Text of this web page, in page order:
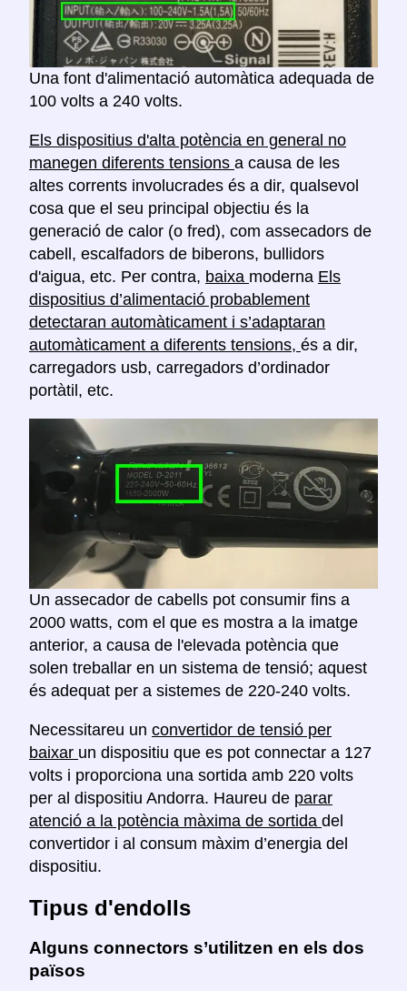
Una font d'alimentació automàtica adequada de
100 volts a 240 volts.
Els dispositius d'alta potència en general no
manegen diferents tensions a causa de les
altes corrents involucrades és a dir, qualsevol
cosa que el seu principal objectiu és la
generació de calor (o fred), com assecadors de
cabell, escalfadors de biberons, bullidors
d'aigua, etc. Per contra, baixa moderna Els
dispositius d’alimentació probablement
detectaran automàticament i s’adaptaran
automàticament a diferents tensions, és a dir,
carregadors usb, carregadors d’ordinador
portàtil, etc.
Un assecador de cabells pot consumir fins a
2000 watts, com el que es mostra a la imatge
anterior, a causa de l'elevada potència que
solen treballar en un sistema de tensió; aquest
és adequat per a sistemes de 220-240 volts.
Necessitareu un convertidor de tensió per
baixar un dispositiu que es pot connectar a 127
volts i proporciona una sortida amb 220 volts
per al dispositiu Andorra. Haureu de parar
atenció a la potència màxima de sortida del
convertidor i al consum màxim d’energia del
dispositiu.
Tipus d'endolls
Alguns connectors s’utilitzen en els dos
països